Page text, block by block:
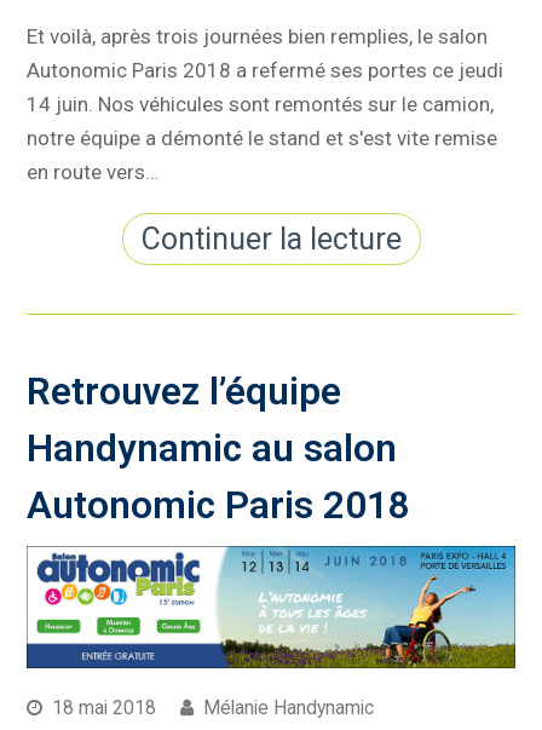
Et voilà, après trois journées bien remplies, le salon
Autonomic Paris 2018 a refermé ses portes ce jeudi
14 juin. Nos véhicules sont remontés sur le camion,
notre équipe a démonté le stand et s'est vite remise
en route vers…
Continuer la lecture
Retrouvez l’équipe
Handynamic au salon
Autonomic Paris 2018
18 mai 2018
Mélanie Handynamic